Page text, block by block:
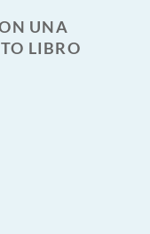
UNA
LIBRO